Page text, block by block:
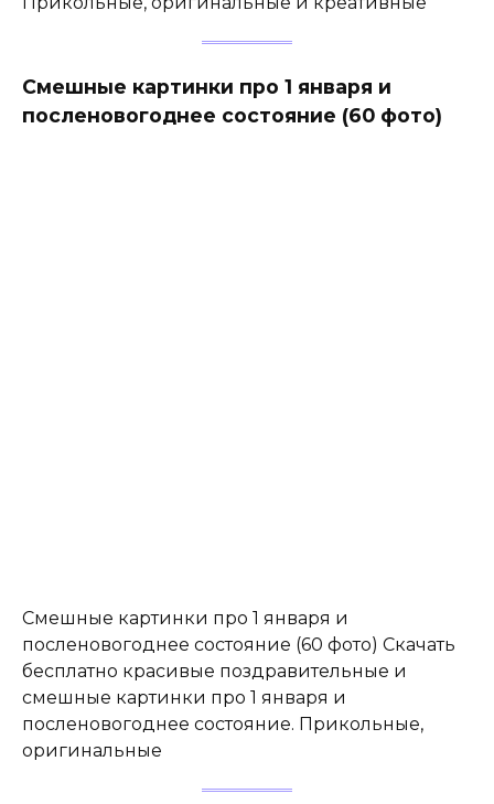
Смешные картинки про 1 января и
посленовогоднее состояние (60 фото)
Смешные картинки про 1 января и
посленовогоднее состояние (60 фото) Скачать
бесплатно красивые поздравительные и
смешные картинки про 1 января и
посленовогоднее состояние. Прикольные,
оригинальные